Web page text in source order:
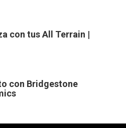
con tus All Terrain |
con Bridgestone